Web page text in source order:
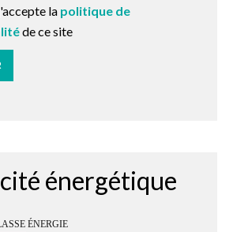
la politique de
de ce site
énergétique